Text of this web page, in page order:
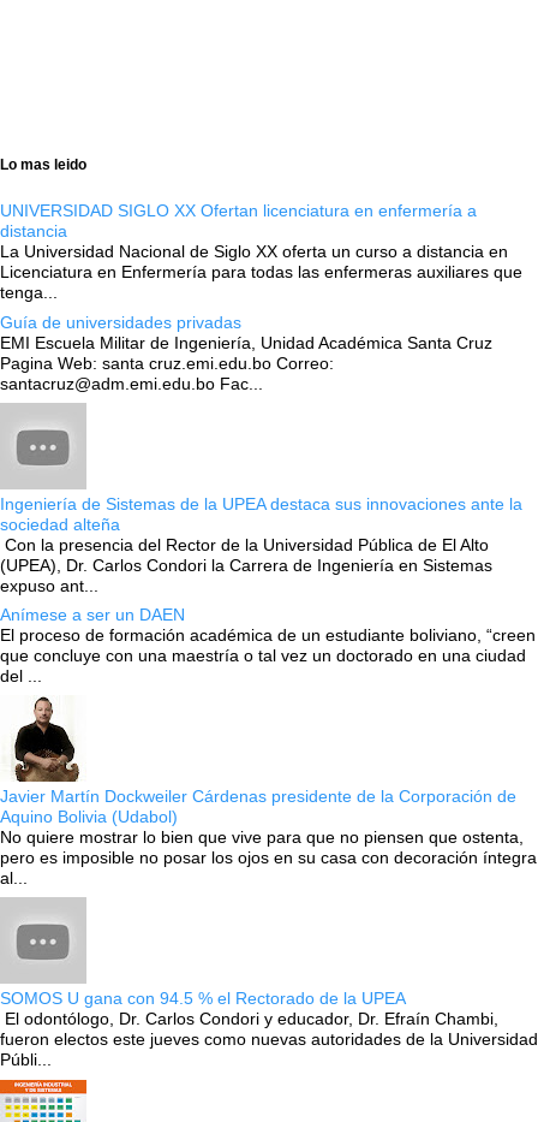
Lo mas leido
UNIVERSIDAD SIGLO XX Ofertan licenciatura en enfermería a
distancia
La Universidad Nacional de Siglo XX oferta un curso a distancia en
Licenciatura en Enfermería para todas las enfermeras auxiliares que
tenga...
Guía de universidades privadas
EMI Escuela Militar de Ingeniería, Unidad Académica Santa Cruz
Pagina Web: santa cruz.emi.edu.bo Correo:
santacruz@adm.emi.edu.bo Fac...
Ingeniería de Sistemas de la UPEA destaca sus innovaciones ante la
sociedad alteña
Con la presencia del Rector de la Universidad Pública de El Alto
(UPEA), Dr. Carlos Condori la Carrera de Ingeniería en Sistemas
expuso ant...
Anímese a ser un DAEN
El proceso de formación académica de un estudiante boliviano, “creen
que concluye con una maestría o tal vez un doctorado en una ciudad
del ...
Javier Martín Dockweiler Cárdenas presidente de la Corporación de
Aquino Bolivia (Udabol)
No quiere mostrar lo bien que vive para que no piensen que ostenta,
pero es imposible no posar los ojos en su casa con decoración íntegra
al...
SOMOS U gana con 94.5 % el Rectorado de la UPEA
El odontólogo, Dr. Carlos Condori y educador, Dr. Efraín Chambi,
fueron electos este jueves como nuevas autoridades de la Universidad
Públi...